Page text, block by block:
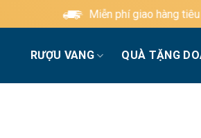
Miễn phí giao hàng tiêu chuẩn cho các
RƯỢU VANG QUÀ TẶNG